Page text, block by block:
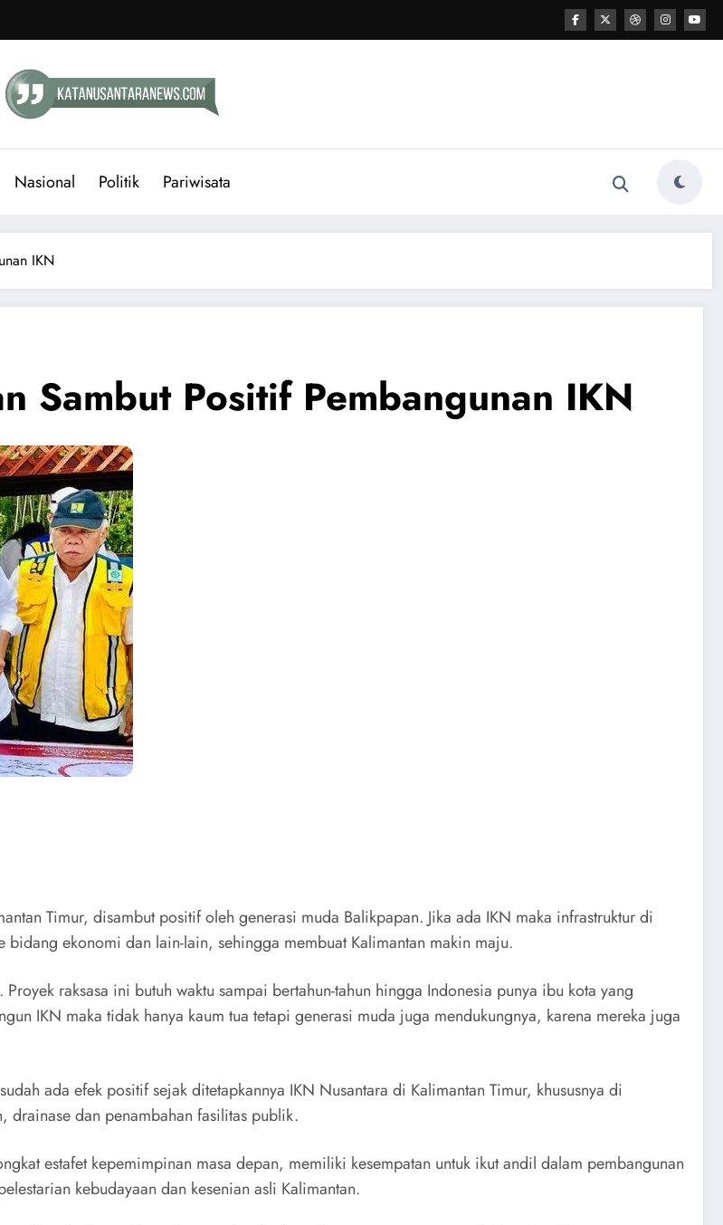
Nasional Politik Pariwisata
IKN
Sambut Positif Pembangunan IKN
Timur, disambut positif oleh generasi muda Balikpapan. Jika ada IKN maka infrastruktur di
ekonomi dan lain-lain, sehingga membuat Kalimantan makin maju.
raksasa ini butuh waktu sampai bertahun-tahun hingga Indonesia punya ibu kota yang
IKN maka tidak hanya kaum tua tetapi generasi muda juga mendukungnya, karena mereka juga
ada efek positif sejak ditetapkannya IKN Nusantara di Kalimantan Timur, khususnya di
drainase dan penambahan fasilitas publik.
estafet kepemimpinan masa depan, memiliki kesempatan untuk ikut andil dalam pembangunan
kebudayaan dan kesenian asli Kalimantan.